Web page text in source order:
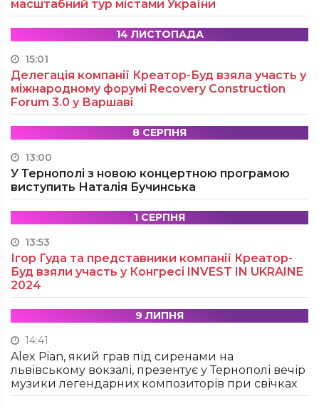
масштабний тур містами України
14 ЛИСТОПАДА
15:01
Делегація компанії Креатор-Буд взяла участь у
міжнародному форумі Recovery Construction
Forum 3.0 у Варшаві
8 СЕРПНЯ
13:00
У Тернополі з новою концертною програмою
виступить Наталія Бучинська
1 СЕРПНЯ
13:53
Ігор Гуда та представники компанії Креатор-
Буд взяли участь у Конгресі INVEST IN UKRAINE
2024
9 ЛИПНЯ
14:41
Alex Pian, який грав під сиренами на
львівському вокзалі, презентує у Тернополі вечір
музики легендарних композиторів при свічках